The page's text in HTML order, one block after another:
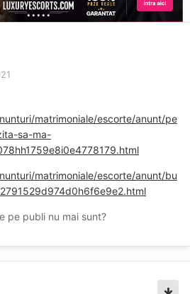
matrimoniale/escorte/anunt/pe
sa-ma-
matrimoniale/escorte/anunt/bu
pe publi nu mai sunt?